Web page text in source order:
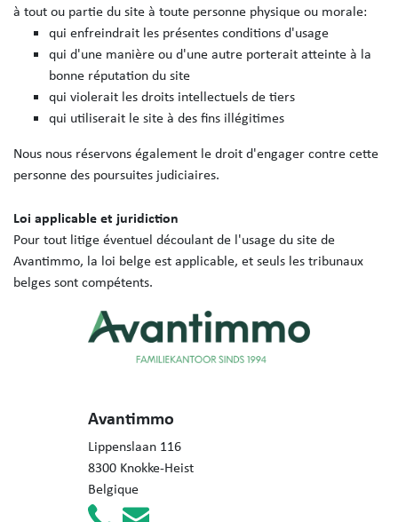
à tout ou partie du site à toute personne physique ou morale:
qui enfreindrait les présentes conditions d'usage
qui d'une manière ou d'une autre porterait atteinte à la
bonne réputation du site
qui violerait les droits intellectuels de tiers
qui utiliserait le site à des fins illégitimes
Nous nous réservons également le droit d'engager contre cette
personne des poursuites judiciaires.
Loi applicable et juridiction
Pour tout litige éventuel découlant de l'usage du site de
Avantimmo, la loi belge est applicable, et seuls les tribunaux
belges sont compétents.
Avantimmo
Lippenslaan 116
8300 Knokke-Heist
Belgique